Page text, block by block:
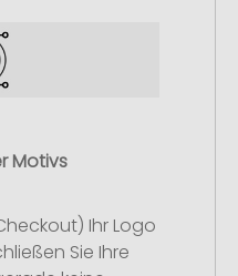
Motivs
Ihr Logo
Sie Ihre